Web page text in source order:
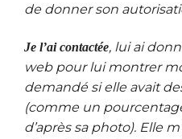
de donner son
Je l’ai contactée, lui ai
web pour lui montrer
demandé si elle avait
(comme un
d’après sa photo). Elle